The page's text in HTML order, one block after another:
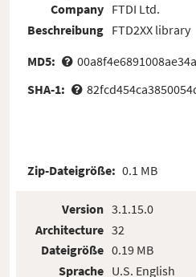
Company
Beschreibung
FTDI Ltd.
FTD2XX library
MD5:
SHA-1:
Zip-Dateigröße: 0.1 MB
Version
Architecture
Dateigröße
Sprache
3.1.15.0
32
0.19 MB
U.S. English